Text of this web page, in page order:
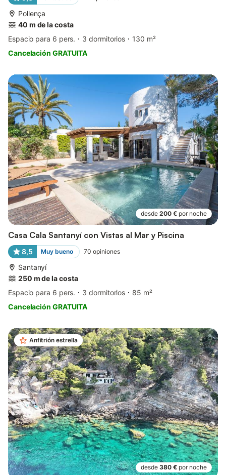
Pollença
40 m de la costa
Espacio para 6 pers.
3 dormitorios
130 m²
Cancelación GRATUITA
desde 200 € por noche
Casa Cala Santanyí con Vistas al Mar y Piscina
8,5 Muy bueno 70 opiniones
Santanyí
250 m de la costa
Espacio para 6 pers.
3 dormitorios
85 m²
Cancelación GRATUITA
Anfitrión estrella
desde 380 € por noche